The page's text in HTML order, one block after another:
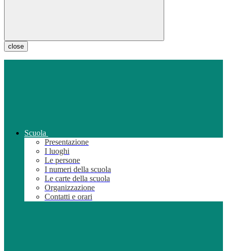
close
Scuola
Presentazione
I luoghi
Le persone
I numeri della scuola
Le carte della scuola
Organizzazione
Contatti e orari